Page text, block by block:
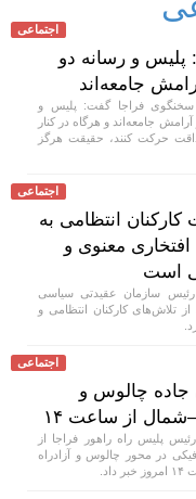
اجتماعی
پلیس و رسانه دو
جامعه‌اند
سخنگوی فراجا گفت: پلیس و
جامعه‌اند و هرگاه در کنار
حرکت کنند، حقیقت هرگز
اجتماعی
انتظامی به
افتخاری معنوی و
است
رئیس سازمان عقیدتی سیاسی
از تلاش‌های کارکنان انتظامی و
اجتماعی
چالوس و
از ساعت ۱۴
رئیس پلیس راه راهور فراجا از
در محور چالوس و آزادراه